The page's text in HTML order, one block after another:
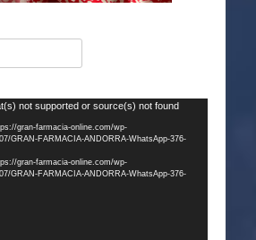
not supported or source(s) not found
gran-farmacia-online.com/wp-
GRAN-FARMACIA-ANDORRA-WhatsApp-376-
gran-farmacia-online.com/wp-
GRAN-FARMACIA-ANDORRA-WhatsApp-376-